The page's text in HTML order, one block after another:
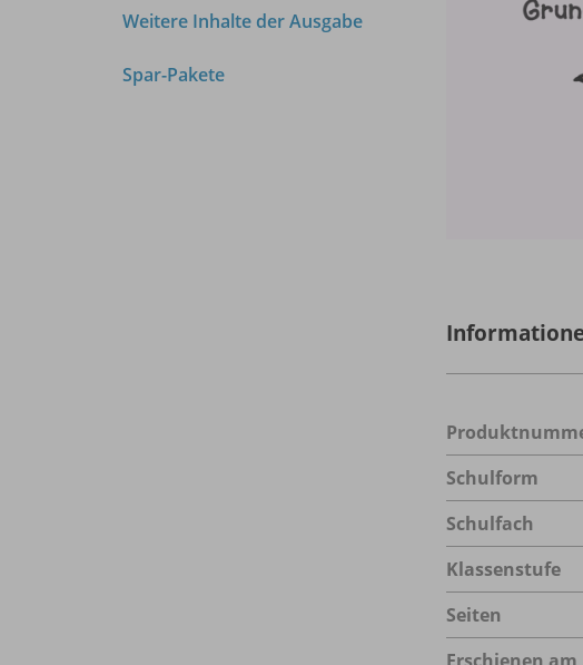
Weitere Inhalte der Ausgabe
Spar-Pakete
Schulform
Schulfach
Klassenstufe
Seiten